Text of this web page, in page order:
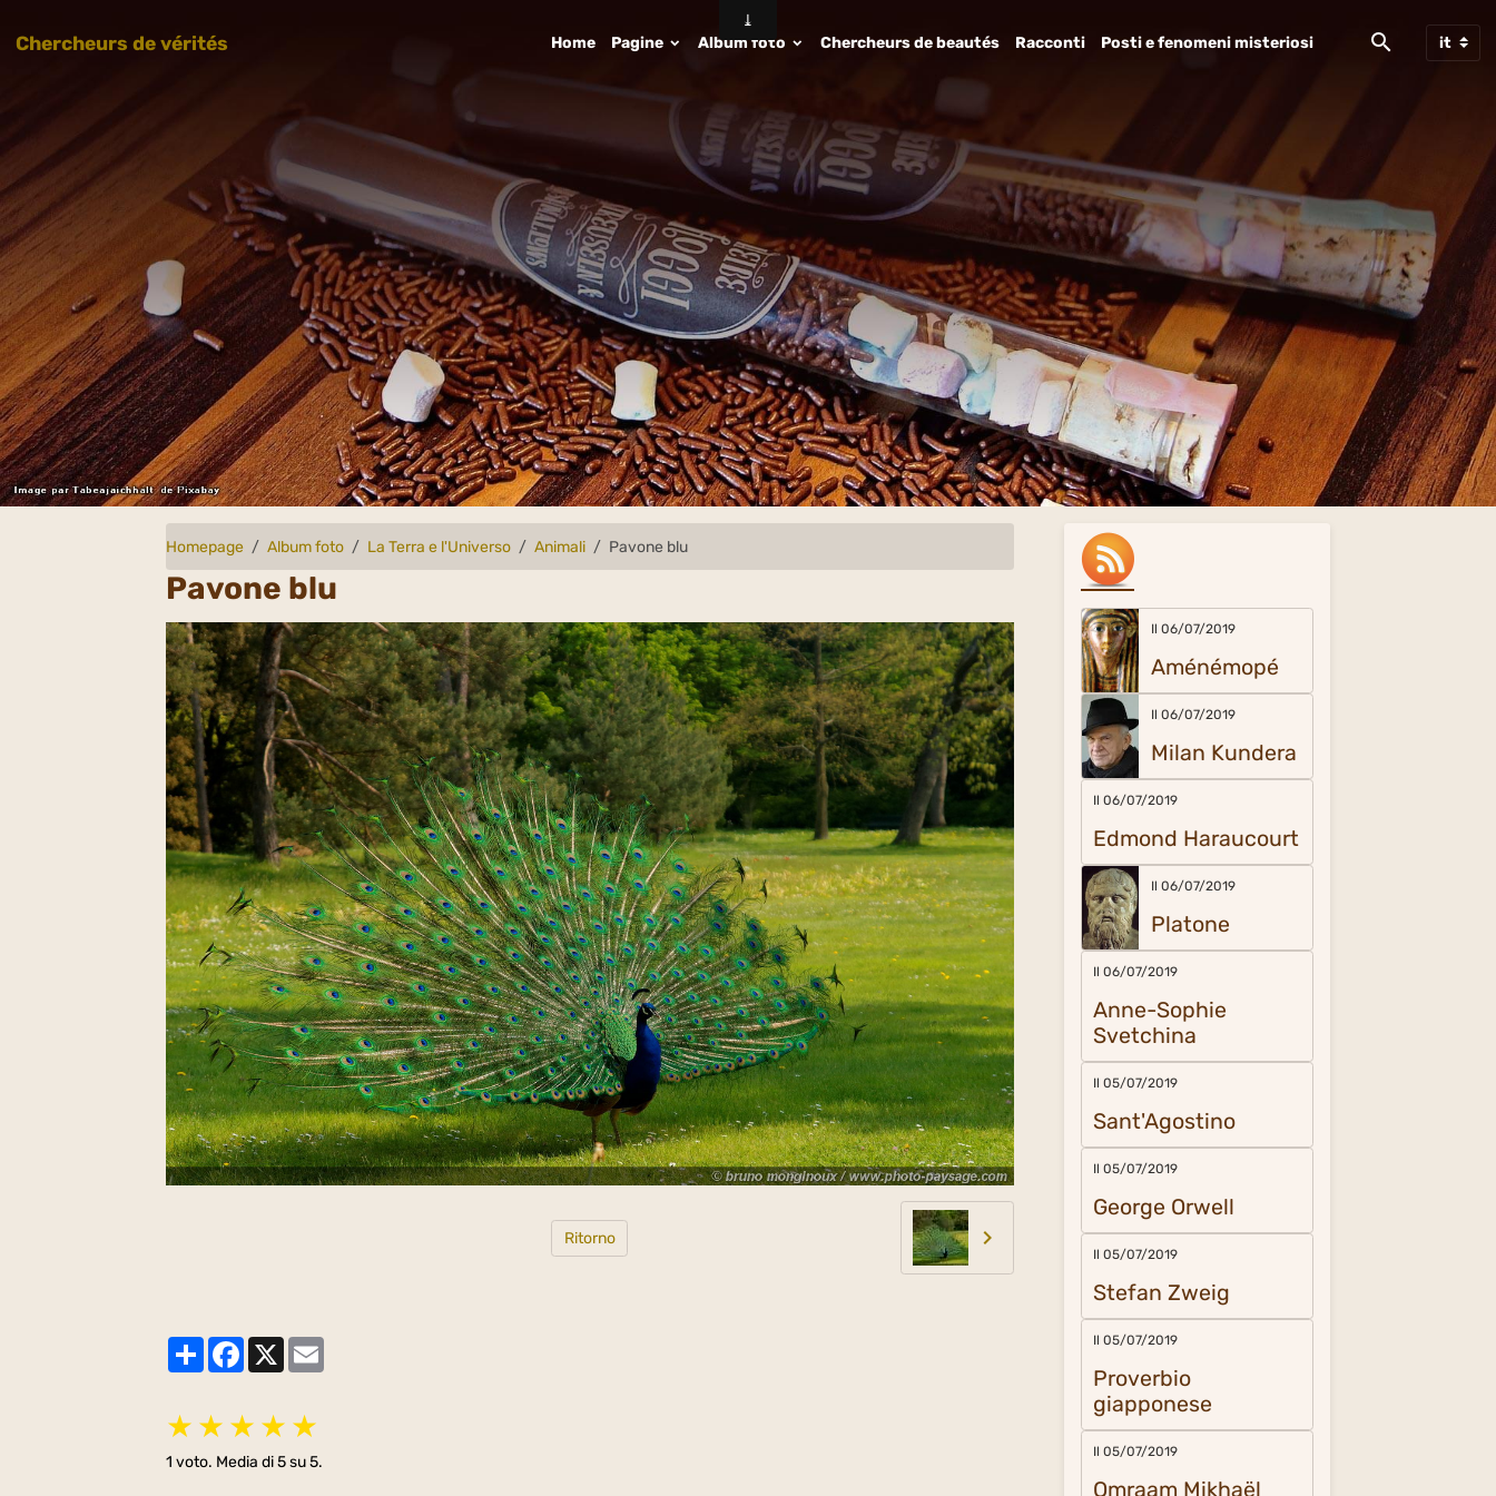
Chercheurs de vérités Home Pagine Album foto Chercheurs de beautés Racconti Posti e fenomeni misteriosi
Homepage Album foto La Terra e l'Universo Animali Pavone blu
Pavone blu
Ritorno
PartagerFacebook
X
★ ★ ★ ★ ★
1 voto. Media di5su 5.
Il 06/07/2019
Aménémopé
Il 06/07/2019
Milan Kundera
Il 06/07/2019
Edmond Haraucourt
Il 06/07/2019
Platone
Il 06/07/2019
Anne-Sophie
Svetchina
Il 05/07/2019
Sant'Agostino
Il 05/07/2019
George Orwell
Il 05/07/2019
Stefan Zweig
Il 05/07/2019
Proverbio
giapponese
Il 05/07/2019
Omraam Mikhaël